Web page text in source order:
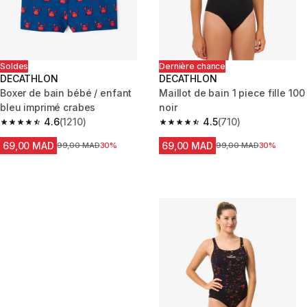
Soldes
DECATHLON
Boxer de bain bébé / enfant
bleu imprimé crabes
4.6
4.6 out of 5 stars from 1210 reviews
(1210)
69,00 MAD Prix avant la réduction
99,00 MAD30%
Dernière chance
DECATHLON
Maillot de bain 1 piece fille 100
noir
4.5
4.5 out of 5 stars from 710
(710)
69,00 MAD Prix avant la réduction
99,00 MAD30%